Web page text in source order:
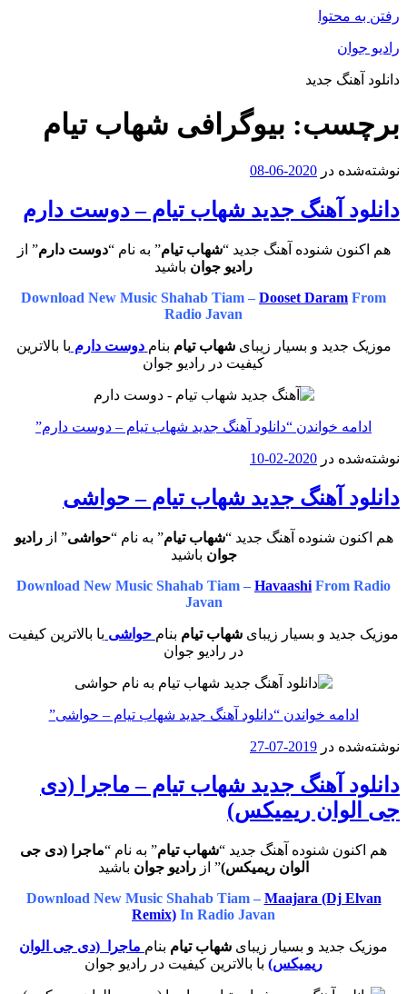
رفتن به محتوا
رادیو جوان
دانلود آهنگ جدید
برچسب: بیوگرافی شهاب تیام
نوشته‌شده در 2020-06-08
دانلود آهنگ جدید شهاب تیام – دوست دارم
هم اکنون شنوده آهنگ جدید “شهاب تیام” به نام “دوست دارم” از
رادیو جوان باشید
Download New Music Shahab Tiam – Dooset Daram From
Radio Javan
موزیک جدید و بسیار زیبایشهاب تیام بنام دوست دارم با بالاترین
کیفیت در رادیو جوان
ادامه خواندن “دانلود آهنگ جدید شهاب تیام – دوست دارم”
نوشته‌شده در 2020-02-10
دانلود آهنگ جدید شهاب تیام – حواشی
هم اکنون شنوده آهنگ جدید “شهاب تیام” به نام “حواشی” ازرادیو
جوان باشید
Download New Music Shahab Tiam – Havaashi From Radio
Javan
موزیک جدید و بسیار زیبای شهاب تیام بنام حواشی با بالاترین کیفیت
در رادیو جوان
ادامه خواندن “دانلود آهنگ جدید شهاب تیام – حواشی”
نوشته‌شده در 2019-07-27
دانلود آهنگ جدید شهاب تیام – ماجرا (دی
جی الوان ریمیکس)
هم اکنون شنوده آهنگ جدید “شهاب تیام” به نام “ماجرا (دی جی
الوان ریمیکس)” از رادیو جوان باشید
Download New Music Shahab Tiam – Maajara (Dj Elvan
Remix) In Radio Javan
موزیک جدید و بسیار زیبای شهاب تیام بنام ماجرا (دی جی الوان
ریمیکس) با بالاترین کیفیت در رادیو جوان